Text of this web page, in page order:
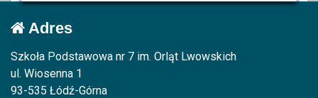
Adres
Szkoła Podstawowa nr 7 im. Orląt Lwowskich
ul. Wiosenna 1
93-535 Łódź-Górna